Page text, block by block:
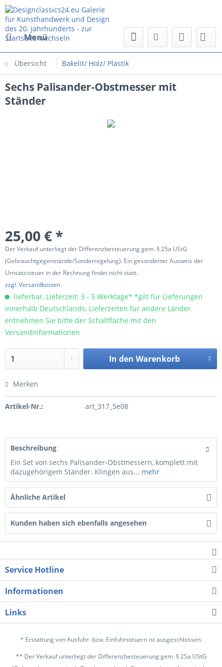
Menü
Übersicht Bakelit/ Holz/ Plastik
Sechs Palisander-Obstmesser mit
Ständer
25,00 € *
Der Verkauf unterliegt der Differenzbesteuerung gem. § 25a UStG
(Gebrauchtgegenstände/Sonderregelung). Ein gesonderter Ausweis der
Umsatzsteuer in der Rechnung findet nicht statt.
zzgl. Versandkosten
lieferbar, Lieferzeit: 3 - 5 Werktage* *gilt für Lieferungen
innerhalb Deutschlands, Lieferzeiten für andere Länder
entnehmen Sie bitte der Schaltfläche mit den
Versandinformationen
In den Warenkorb
Merken
Artikel-Nr.: art_317_5e08
Beschreibung
Ein Set von sechs Palisander-Obstmessern, komplett mit
dazugehörigem Ständer. Klingen aus... mehr
Ähnliche Artikel
Kunden haben sich ebenfalls angesehen
Service Hotline
Informationen
Links
* Erstattung von Ausfuhr- bzw. Einfuhrsteuern ist ausgeschlossen.
** Der Verkauf unterliegt der Differenzbesteuerung gem. § 25a UStG